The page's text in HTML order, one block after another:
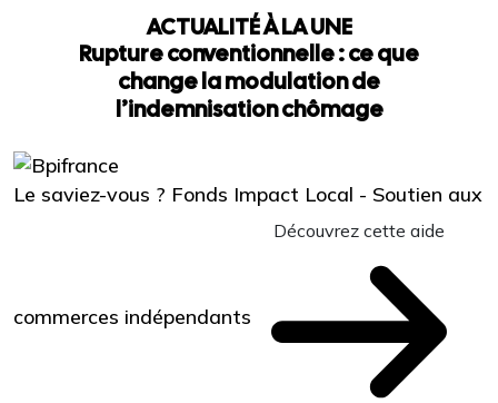
ACTUALITÉ À LA UNE
Rupture conventionnelle : ce que
change la modulation de
l’indemnisation chômage
Le saviez-vous ? Fonds Impact Local - Soutien aux
commerces indépendants
Découvrez cette aide